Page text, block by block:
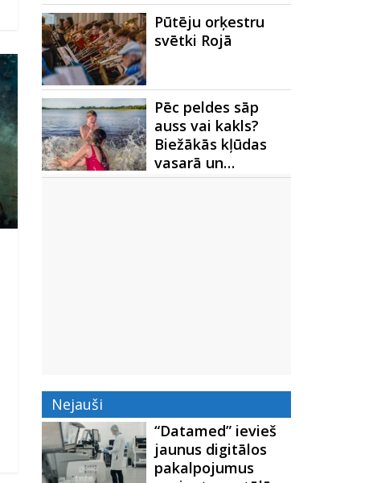
Pūtēju orķestru
svētki Rojā
Pēc peldes sāp
auss vai kakls?
Biežākās kļūdas
vasarā un…
Nejauši
“Datamed” ievieš
jaunus digitālos
pakalpojumus